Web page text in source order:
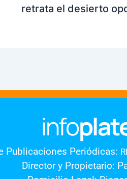
retrata el desierto
Publicaciones Periódicas:
Director y Propietario: